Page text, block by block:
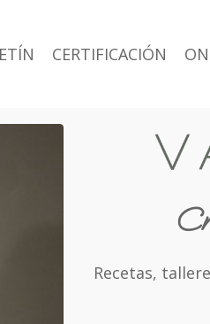
CERTIFICACIÓN
Recetas,